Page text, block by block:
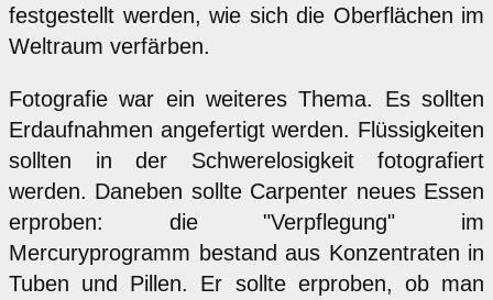
festgestellt werden, wie sich die Oberflächen im
Weltraum verfärben.
Fotografie war ein weiteres Thema. Es sollten
Erdaufnahmen angefertigt werden. Flüssigkeiten
sollten in der Schwerelosigkeit fotografiert
werden. Daneben sollte Carpenter neues Essen
erproben: die "Verpflegung" im
Mercuryprogramm bestand aus Konzentraten in
Tuben und Pillen. Er sollte erproben, ob man